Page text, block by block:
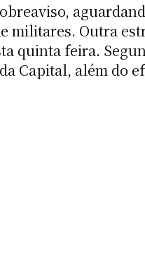
militares. Outra
quinta feira.
Capital, além do